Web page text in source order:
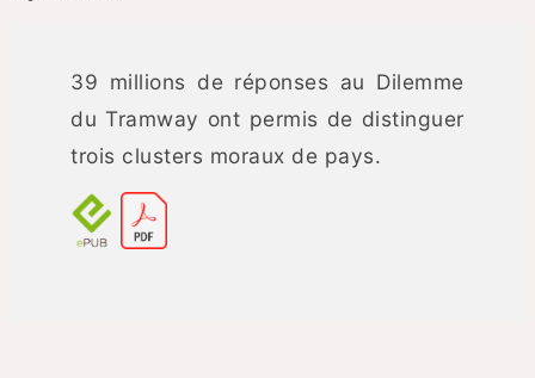
39 millions de réponses au Dilemme
du Tramway ont permis de distinguer
trois clusters moraux de pays.